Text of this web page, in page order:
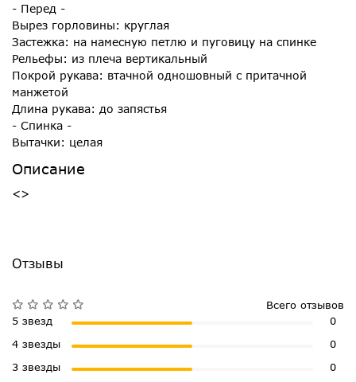
- Перед -
Вырез горловины: круглая
Застежка: на намесную петлю и пуговицу на спинке
Рельефы: из плеча вертикальный
Покрой рукава: втачной одношовный с притачной
манжетой
Длина рукава: до запястья
- Спинка -
Вытачки: целая
Описание
<>
Отзывы
Всего отзывов
5 звезд
0
4 звезды
0
3 звезды
0